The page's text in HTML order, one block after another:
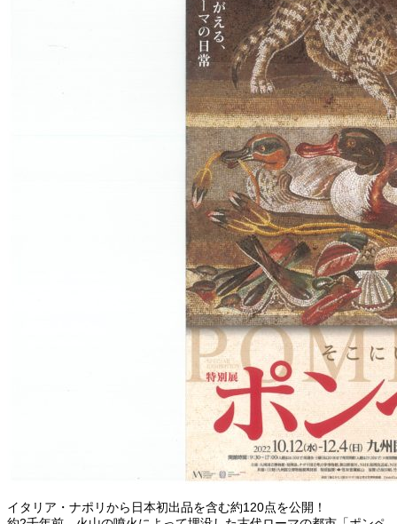
イタリア・ナポリから日本初出品を含む約120点を公開！